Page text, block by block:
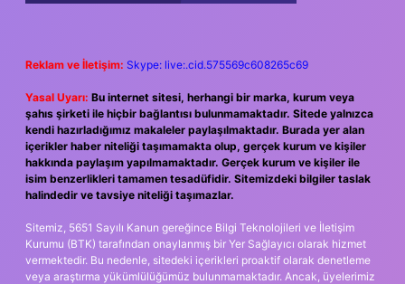
Reklam ve İletişim: Skype: live:.cid.575569c608265c69
Yasal Uyarı: Bu internet sitesi, herhangi bir marka, kurum veya
şahıs şirketi ile hiçbir bağlantısı bulunmamaktadır. Sitede yalnızca
kendi hazırladığımız makaleler paylaşılmaktadır. Burada yer alan
içerikler haber niteliği taşımamakta olup, gerçek kurum ve kişiler
hakkında paylaşım yapılmamaktadır. Gerçek kurum ve kişiler ile
isim benzerlikleri tamamen tesadüfidir. Sitemizdeki bilgiler taslak
halindedir ve tavsiye niteliği taşımazlar.
Sitemiz, 5651 Sayılı Kanun gereğince Bilgi Teknolojileri ve İletişim
Kurumu (BTK) tarafından onaylanmış bir Yer Sağlayıcı olarak hizmet
vermektedir. Bu nedenle, sitedeki içerikleri proaktif olarak denetleme
veya araştırma yükümlülüğümüz bulunmamaktadır. Ancak, üyelerimiz